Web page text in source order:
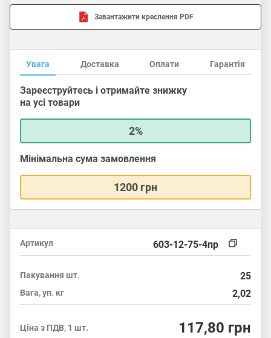
Завантажити креслення PDF
Увага Доставка Оплати Гарантія
Зареєструйтесь і отримайте знижку
на усі товари
2%
Мінімальна сума замовлення
1200 грн
Артикул 603-12-75-4пр
Пакування шт. 25
Вага, уп. кг 2,02
Ціна з ПДВ, 1 шт. 117,80 грн